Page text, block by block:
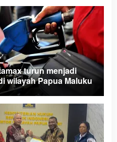
turun menjadi
wilayah Papua Maluku